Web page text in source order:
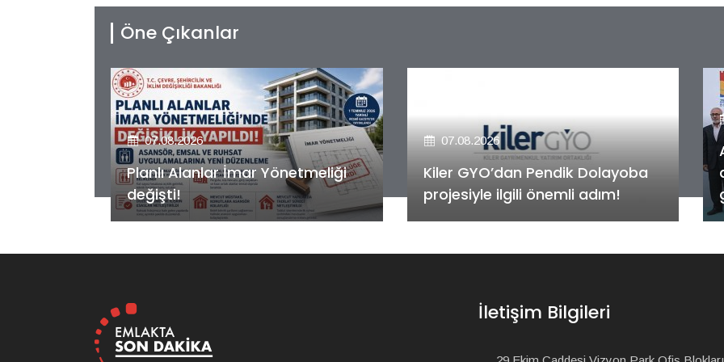
Öne Çıkanlar
07.08.2026
Kiler GYO’dan Pendik Dolayoba
projesiyle ilgili önemli adım!
07.08.2026
Alya Merkezefendi Konutları'nın
anahtar teslim töreni
gerçekleştirildi!
İletişim Bilgileri